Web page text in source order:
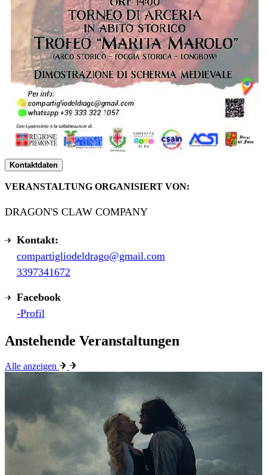
Kontaktdaten
VERANSTALTUNG ORGANISIERT VON:
DRAGON'S CLAW COMPANY
Kontakt:
compartigliodeldrago@gmail.com
3397341672
Facebook
-Profil
Anstehende Veranstaltungen
Alle anzeigen